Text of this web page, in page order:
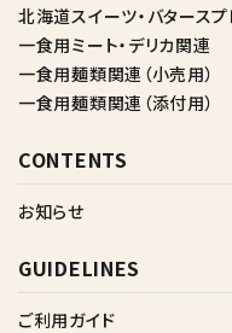
北海道スイーツ・バタースプ
一食用ミート・デリカ関連
一食用麺類関連（小売用）
一食用麺類関連（添付用）
CONTENTS
お知らせ
GUIDELINES
ご利用ガイド